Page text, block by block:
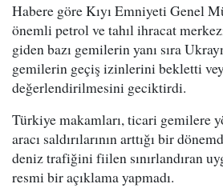
Habere göre Kıyı Emniyeti Genel
önemli petrol ve tahıl ihracat
giden bazı gemilerin yanı sıra
gemilerin geçiş izinlerini bekletti
değerlendirilmesini geciktirdi.
Türkiye makamları, ticari gemilere
aracı saldırılarının arttığı bir
deniz trafiğini fiilen sınırlandıran
resmi bir açıklama yapmadı.